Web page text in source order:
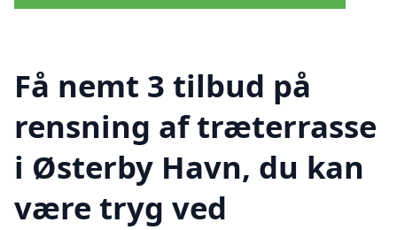
Få nemt 3 tilbud på
rensning af træterrasse
i Østerby Havn, du kan
være tryg ved